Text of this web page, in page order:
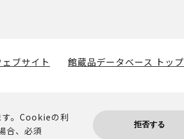
ブサイト 館蔵品データベース トップ
の権利は、京都国立博物館に帰属します。
す。Cookieの利
合、必須
拒否する